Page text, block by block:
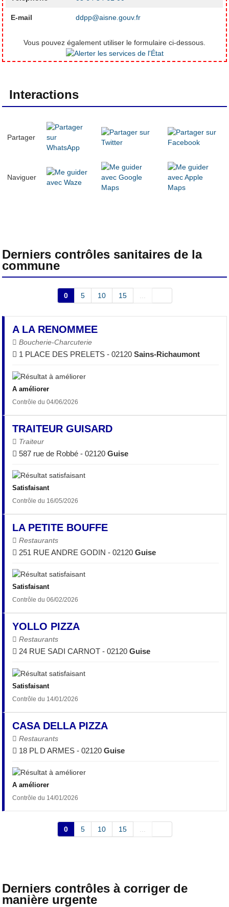
E-mail ddpp@aisne.gouv.fr
Vous pouvez également utiliser le formulaire ci-dessous.
Interactions
Partager
Naviguer
Derniers contrôles sanitaires de la
commune
0 5 10 15 ...
A LA RENOMMEE
Boucherie-Charcuterie
1 PLACE DES PRELETS - 02120Sains-Richaumont
A améliorer
Contrôle du 04/06/2026
TRAITEUR GUISARD
Traiteur
587 rue de Robbé - 02120Guise
Satisfaisant
Contrôle du 16/05/2026
LA PETITE BOUFFE
Restaurants
251 RUE ANDRE GODIN - 02120Guise
Satisfaisant
Contrôle du 06/02/2026
YOLLO PIZZA
Restaurants
24 RUE SADI CARNOT - 02120Guise
Satisfaisant
Contrôle du 14/01/2026
CASA DELLA PIZZA
Restaurants
18 PL D ARMES - 02120Guise
A améliorer
Contrôle du 14/01/2026
0 5 10 15
Derniers contrôles à corriger de
manière urgente